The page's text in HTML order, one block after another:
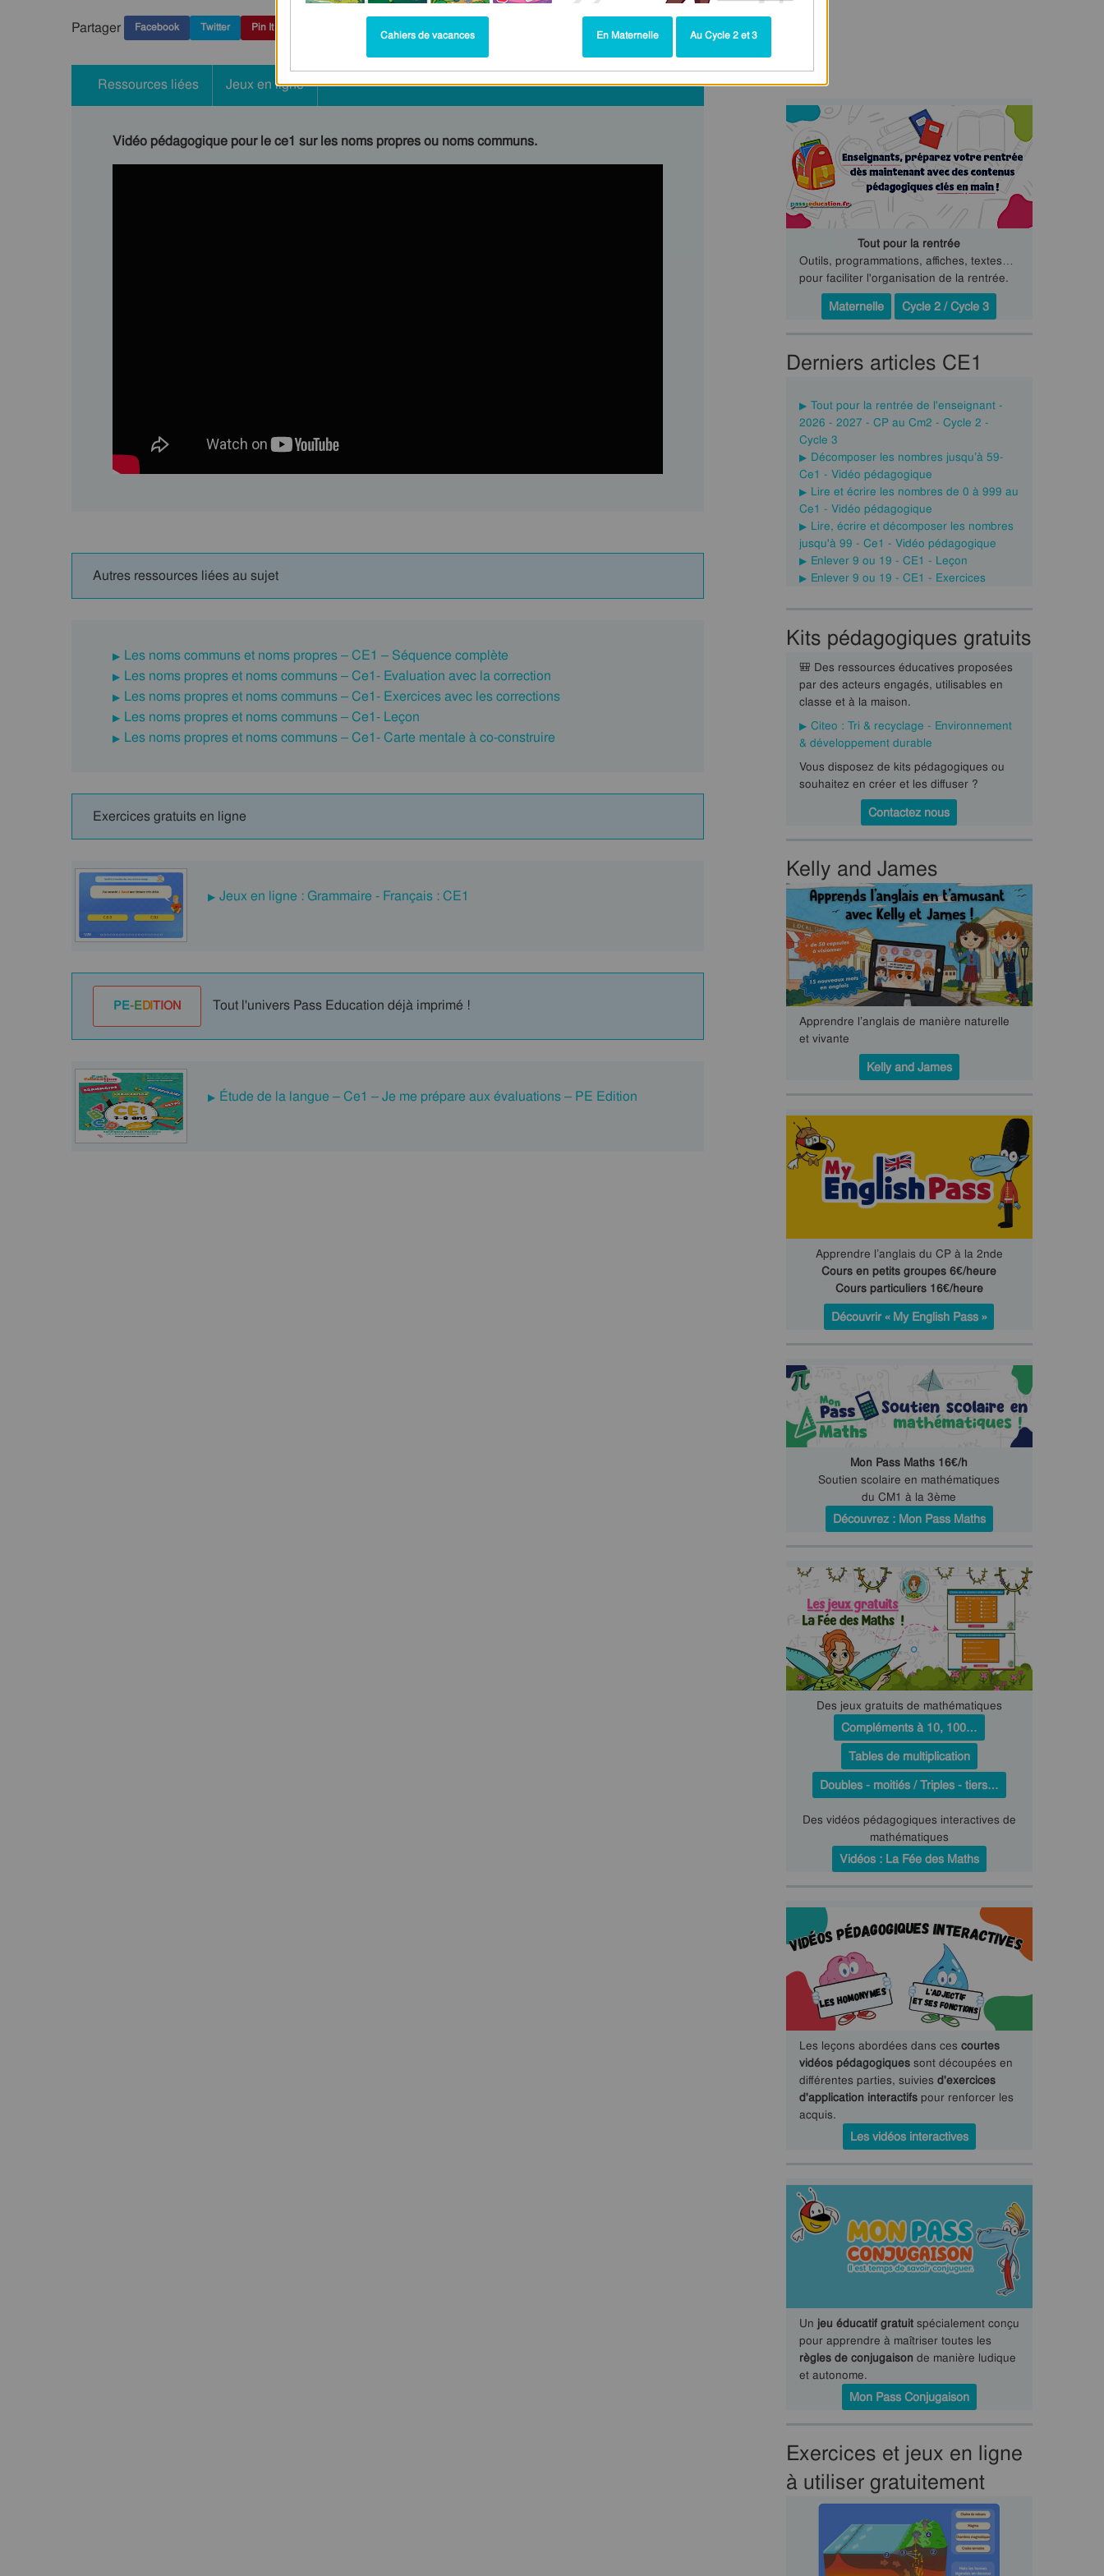
Partager Facebook Twitter Pin It
Ressources liées Jeux en ligne
Vidéo pédagogique pour le ce1 sur les noms propres ou noms communs.
Autres ressources liées au sujet
Les noms communs et noms propres – CE1 – Séquence complète
Les noms propres et noms communs – Ce1- Evaluation avec la correction
Les noms propres et noms communs – Ce1- Exercices avec les corrections
Les noms propres et noms communs – Ce1- Leçon
Les noms propres et noms communs – Ce1- Carte mentale à co-construire
Exercices gratuits en ligne
Jeux en ligne : Grammaire - Français : CE1
PE-EDITION Tout l'univers Pass Education déjà imprimé !
Étude de la langue – Ce1 – Je me prépare aux évaluations – PE Edition
Tout pour la rentrée
Outils, programmations, affiches, textes…
pour faciliter l'organisation de la rentrée.
Maternelle
Cycle 2 / Cycle 3
Derniers articles CE1
Tout pour la rentrée de l'enseignant -
2026 - 2027 - CP au Cm2 - Cycle 2 -
Cycle 3
Décomposer les nombres jusqu’à 59-
Ce1 - Vidéo pédagogique
Lire et écrire les nombres de 0 à 999 au
Ce1 - Vidéo pédagogique
Lire, écrire et décomposer les nombres
jusqu'à 99 - Ce1 - Vidéo pédagogique
Enlever 9 ou 19 - CE1 - Leçon
Enlever 9 ou 19 - CE1 - Exercices
Kits pédagogiques gratuits
🎒 Des ressources éducatives proposées
par des acteurs engagés, utilisables en
classe et à la maison.
Citeo : Tri & recyclage - Environnement
& développement durable
Vous disposez de kits pédagogiques ou
souhaitez en créer et les diffuser ?
Contactez nous
Kelly and James
Apprendre l’anglais de manière naturelle
et vivante
Kelly and James
Apprendre l’anglais du CP à la 2nde
Cours en petits groupes 6€/heure
Cours particuliers 16€/heure
Découvrir « My English Pass »
Mon Pass Maths 16€/h
Soutien scolaire en mathématiques
du CM1 à la 3ème
Découvrez : Mon Pass Maths
Des jeux gratuits de mathématiques
Compléments à 10, 100…
Tables de multiplication
Doubles - moitiés / Triples - tiers…
Des vidéos pédagogiques interactives de
mathématiques
Vidéos : La Fée des Maths
Les leçons abordées dans ces courtes
vidéos pédagogiquessont découpées en
différentes parties, suivies d'exercices
d'application interactifspour renforcer les
acquis.
Les vidéos interactives
Un jeu éducatif gratuitspécialement conçu
pour apprendre à maîtriser toutes les
règles de conjugaison de manière ludique
et autonome.
Mon Pass Conjugaison
Exercices et jeux en ligne
à utiliser gratuitement
Cahiers de vacances En Maternelle Au Cycle 2 et 3